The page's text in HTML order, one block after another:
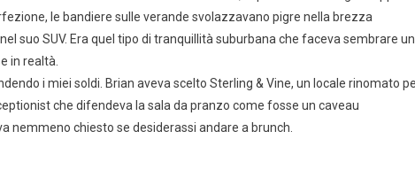
le bandiere sulle verande svolazzavano pigre nella brezza
suo SUV. Era quel tipo di tranquillità suburbana che faceva sembrare
in realtà.
i miei soldi. Brian aveva scelto Sterling & Vine, un locale rinomato
che difendeva la sala da pranzo come fosse un caveau
nemmeno chiesto se desiderassi andare a brunch.